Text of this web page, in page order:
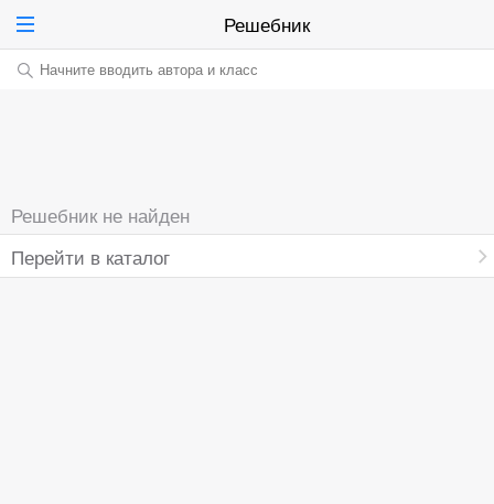
Решебник
Начните вводить автора и класс
Решебник не найден
Перейти в каталог